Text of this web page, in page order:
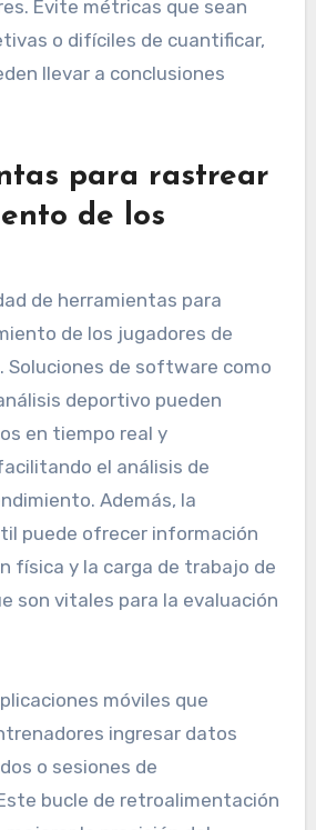
Evite métricas que sean
o difíciles de cuantificar,
llevar a conclusiones
para rastrear
de los
de herramientas para
de los jugadores de
Soluciones de software como
deportivo pueden
en tiempo real y
el análisis de
Además, la
puede ofrecer información
física y la carga de trabajo de
son vitales para la evaluación
móviles que
ingresar datos
o sesiones de
bucle de retroalimentación